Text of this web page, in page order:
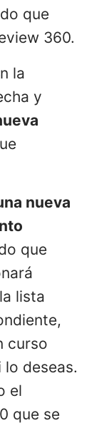
que
360.
la
y
nueva
que
lista
curso
deseas.
el
que se